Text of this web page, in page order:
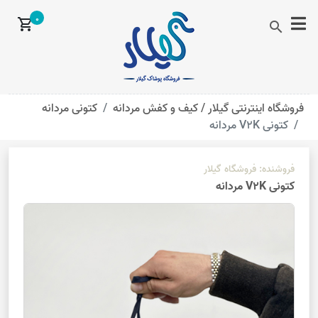
search
shopping_cart0
فروشگاه اینترنتی گیلار /کیف و کفش مردانه
کتونی مردانه
کتونی V2K مردانه
فروشنده: فروشگاه گیلار
کتونی V2K مردانه